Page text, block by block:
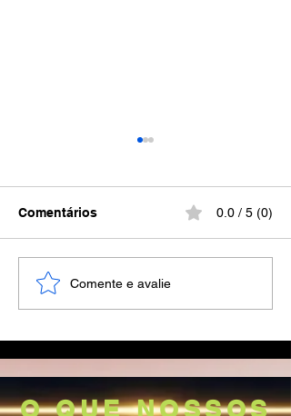
Direitos trabalhistas da
mulher em situação de
Comentários 0.0 / 5 (0)
Comente e avalie
O QUE NOSSOS